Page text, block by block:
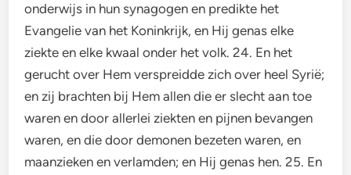
onderwijs in hun synagogen en predikte het
Evangelie van het Koninkrijk, en Hij genas elke
ziekte en elke kwaal onder het volk. 24. En het
gerucht over Hem verspreidde zich over heel Syrië;
en zij brachten bij Hem allen die er slecht aan toe
waren en door allerlei ziekten en pijnen bevangen
waren, en die door demonen bezeten waren, en
maanzieken en verlamden; en Hij genas hen. 25. En